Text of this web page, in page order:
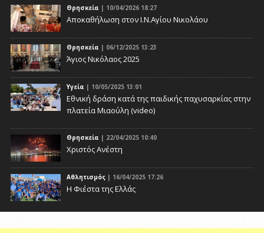
Θρησκεία | 10/04/2026 18:27
Αποκαθήλωση στον Ι.Ν.Αγίου Νικολάου
Θρησκεία | 06/12/2025 13:23
Άγιος Νικόλαος 2025
Υγεία | 10/05/2025 13:01
Eθνική δράση κατά της παιδικής παχυσαρκίας στην
πλατεία Μιαούλη (video)
Θρησκεία | 22/04/2025 10:40
Χριστός Ανέστη
Αθλητισμός | 16/04/2025 17:26
Η Φιέστα της Ελλάς